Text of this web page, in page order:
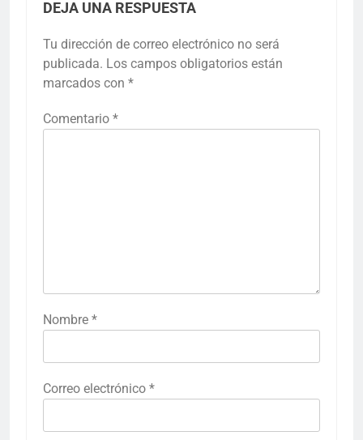
DEJA UNA RESPUESTA
Tu dirección de correo electrónico no será
publicada. Los campos obligatorios están
marcados con *
Comentario *
Nombre *
Correo electrónico *